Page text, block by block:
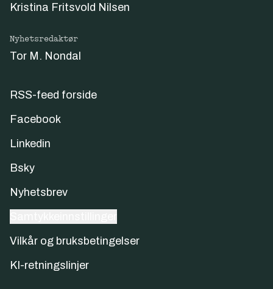
Kristina Fritsvold Nilsen
Nyhetsredaktør
Tor M. Nondal
RSS-feed forside
Facebook
Linkedin
Bsky
Nyhetsbrev
Vilkår og bruksbetingelser
KI-retningslinjer